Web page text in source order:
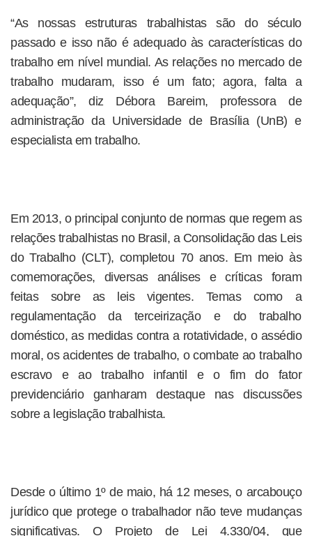
“As nossas estruturas trabalhistas são do século
passado e isso não é adequado às características do
trabalho em nível mundial. As relações no mercado de
trabalho mudaram, isso é um fato; agora, falta a
adequação”, diz Débora Bareim, professora de
administração da Universidade de Brasília (UnB) e
especialista em trabalho.
Em 2013, o principal conjunto de normas que regem as
relações trabalhistas no Brasil, a Consolidação das Leis
do Trabalho (CLT), completou 70 anos. Em meio às
comemorações, diversas análises e críticas foram
feitas sobre as leis vigentes. Temas como a
regulamentação da terceirização e do trabalho
doméstico, as medidas contra a rotatividade, o assédio
moral, os acidentes de trabalho, o combate ao trabalho
escravo e ao trabalho infantil e o fim do fator
previdenciário ganharam destaque nas discussões
sobre a legislação trabalhista.
Desde o último 1º de maio, há 12 meses, o arcabouço
jurídico que protege o trabalhador não teve mudanças
significativas. O Projeto de Lei 4.330/04, que